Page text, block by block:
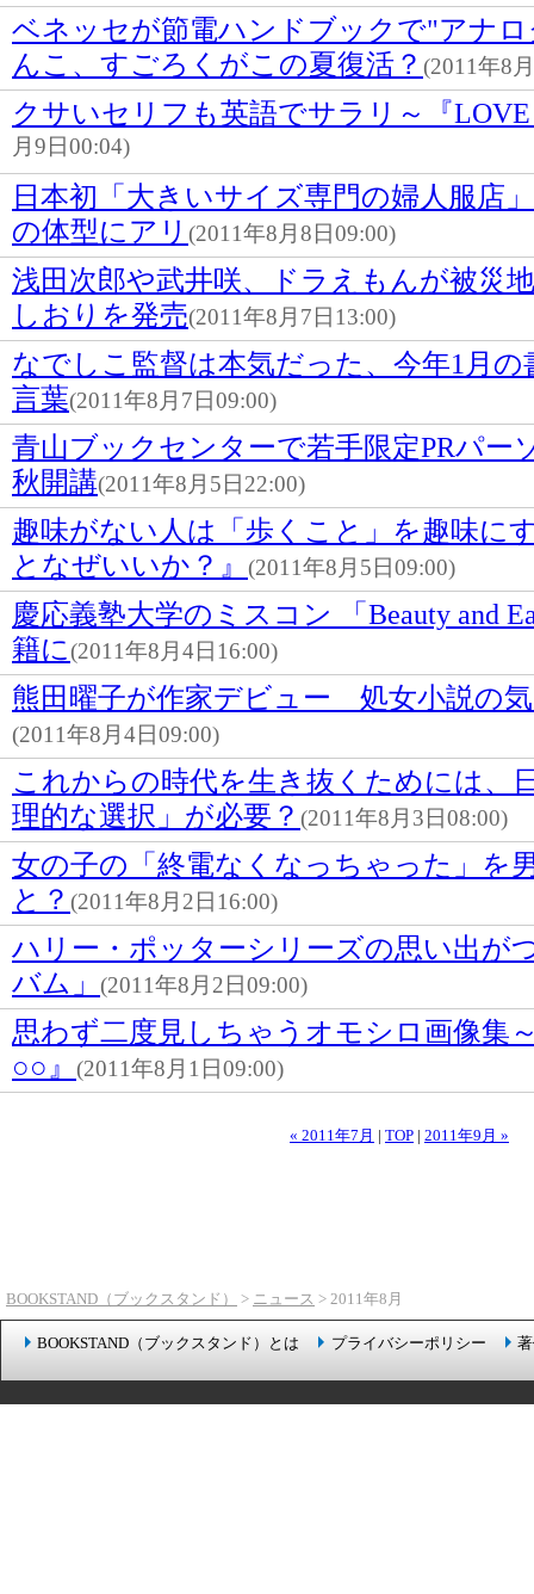
ベネッセが節電ハンドブックで"アナ
んこ、すごろくがこの夏復活？ (2011年8
クサいセリフも英語でサラリ～『LOVE
月9日00:04)
日本初「大きいサイズ専門の婦人服店
の体型にアリ (2011年8月8日09:00)
浅田次郎や武井咲、ドラえもんが被災
しおりを発売(2011年8月7日13:00)
なでしこ監督は本気だった、今年1月の
言葉(2011年8月7日09:00)
青山ブックセンターで若手限定PRパー
秋開講(2011年8月5日22:00)
趣味がない人は「歩くこと」を趣味に
となぜいいか？』
(2011年8月5日09:00)
慶応義塾大学のミスコン 「Beauty and
籍に(2011年8月4日16:00)
熊田曜子が作家デビュー 処女小説の
(2011年8月4日09:00)
これからの時代を生き抜くためには、
理的な選択」が必要？ (2011年8月3日08:00)
女の子の「終電なくなっちゃった」を
と？ (2011年8月2日16:00)
ハリー・ポッターシリーズの思い出が
バム」
(2011年8月2日09:00)
思わず二度見しちゃうオモシロ画像集
○○』
(2011年8月1日09:00)
« 2011年7月 | TOP | 2011年9月 »
BOOKSTAND（ブックスタンド） > ニュース > 2011年8月
BOOKSTAND（ブックスタンド）とは プライバシーポリシー